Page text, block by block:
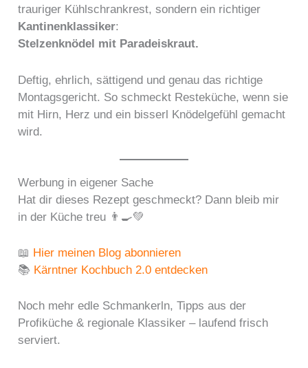
trauriger Kühlschrankrest, sondern ein richtiger
Kantinenklassiker:
Stelzenknödel mit Paradeiskraut.
Deftig, ehrlich, sättigend und genau das richtige
Montagsgericht. So schmeckt Resteküche, wenn sie
mit Hirn, Herz und ein bisserl Knödelgefühl gemacht
wird.
Werbung in eigener Sache
Hat dir dieses Rezept geschmeckt? Dann bleib mir
in der Küche treu 👨‍🍳💚
📖 Hier meinen Blog abonnieren
📚 Kärntner Kochbuch 2.0 entdecken
Noch mehr edle Schmankerln, Tipps aus der
Profiküche & regionale Klassiker – laufend frisch
serviert.